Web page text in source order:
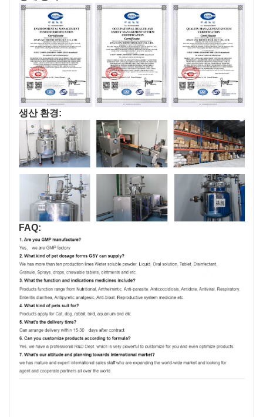
생산 환경:
FAQ: